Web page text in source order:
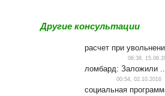
Другие консультации
расчет при
06:38,
ломбард: Заложили ...
00:54, 02.10.2016
социальная